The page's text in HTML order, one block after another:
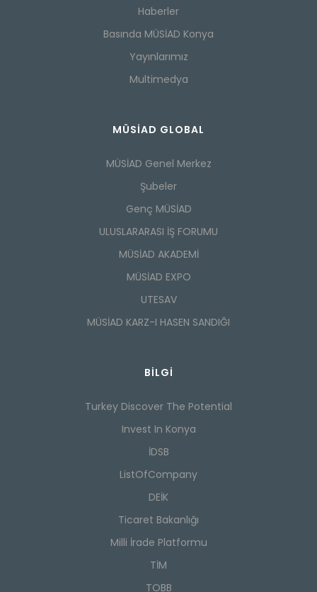
Haberler
Basında MÜSİAD Konya
Yayınlarımız
Multimedya
MÜSİAD GLOBAL
MÜSİAD Genel Merkez
Şubeler
Genç MÜSİAD
ULUSLARARASI İŞ FORUMU
MÜSİAD AKADEMİ
MÜSİAD EXPO
UTESAV
MÜSİAD KARZ-I HASEN SANDIĞI
BILGI
Turkey Discover The Potential
Invest In Konya
İDSB
ListOfCompany
DEİK
Ticaret Bakanlığı
Milli İrade Platformu
TİM
TOBB